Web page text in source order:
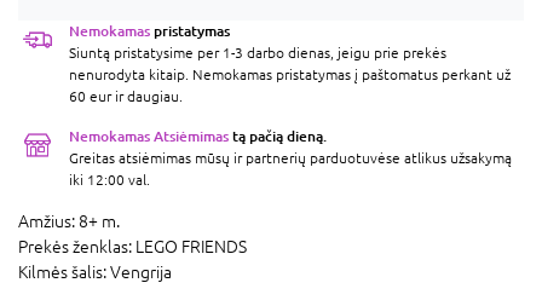
Nemokamas pristatymas
Siuntą pristatysime per 1-3 darbo dienas, jeigu prie prekės
nenurodyta kitaip. Nemokamas pristatymas į paštomatus perkant už
60 eur ir daugiau.
Nemokamas Atsiėmimas tą pačią dieną.
Greitas atsiėmimas mūsų ir partnerių parduotuvėse atlikus užsakymą
iki 12:00 val.
Amžius: 8+ m.
Prekės ženklas: LEGO FRIENDS
Kilmės šalis:Vengrija